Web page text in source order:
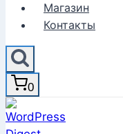
Магазин
Контакты
0